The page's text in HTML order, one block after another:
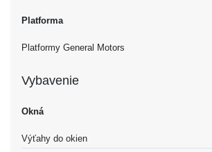
Platforma
Platformy General Motors
Vybavenie
Okná
Výťahy do okien